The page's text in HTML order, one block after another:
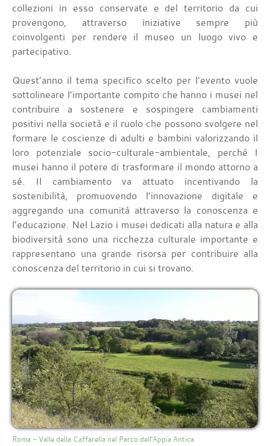
collezioni in esso conservate e del territorio da cui
provengono, attraverso iniziative sempre più
coinvolgenti per rendere il museo un luogo vivo e
partecipativo.
Quest’anno il tema specifico scelto per l’evento vuole
sottolineare l’importante compito che hanno i musei nel
contribuire a sostenere e sospingere cambiamenti
positivi nella società e il ruolo che possono svolgere nel
formare le coscienze di adulti e bambini valorizzando il
loro potenziale socio-culturale-ambientale, perché I
musei hanno il potere di trasformare il mondo attorno a
sé. Il cambiamento va attuato incentivando la
sostenibilità, promuovendo l’innovazione digitale e
aggregando una comunità attraverso la conoscenza e
l’educazione. Nel Lazio i musei dedicati alla natura e alla
biodiversità sono una ricchezza culturale importante e
rappresentano una grande risorsa per contribuire alla
conoscenza del territorio in cui si trovano.
Roma - Valle della Caffarella nel Parco dell'Appia Antica